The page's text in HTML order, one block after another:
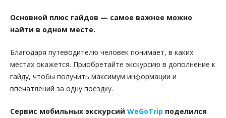
Основной плюс гайдов — самое важное можно
найти в одном месте.
Благодаря путеводителю человек понимает, в каких
местах окажется. Приобретайте экскурсию в дополнение к
гайду, чтобы получить максимум информации и
впечатлений за одну поездку.
Сервис мобильных экскурсий WeGoTrip поделился